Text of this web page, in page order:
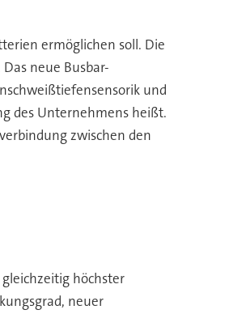
ermöglichen soll. Die
neue Busbar-
und
des Unternehmens heißt.
zwischen den
höchster
neuer